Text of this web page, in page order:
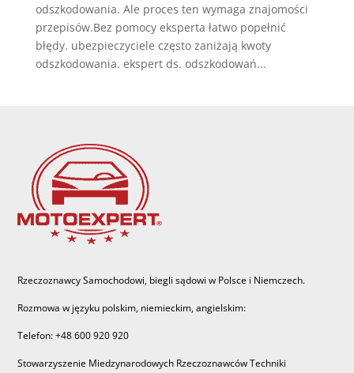
odszkodowania. Ale proces ten wymaga znajomości
przepisów.Bez pomocy eksperta łatwo popełnić
błędy. ubezpieczyciele często zaniżają kwoty
odszkodowania. ekspert ds. odszkodowań...
Rzeczoznawcy Samochodowi, biegli sądowi w Polsce i Niemczech.
Rozmowa w języku polskim, niemieckim, angielskim:
Telefon: +48 600 920 920
Stowarzyszenie Miedzynarodowych Rzeczoznawców Techniki